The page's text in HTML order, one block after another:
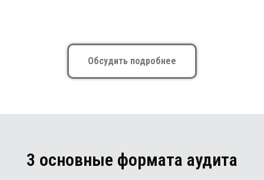
Обсудить подробнее
3 основные формата аудита